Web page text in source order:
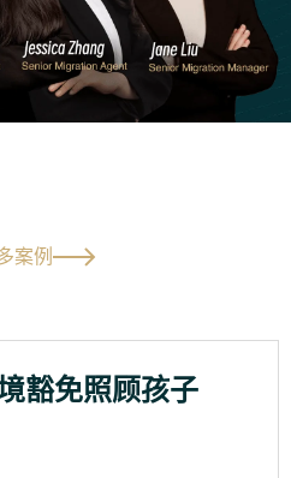
案例
豁免照顾孩子